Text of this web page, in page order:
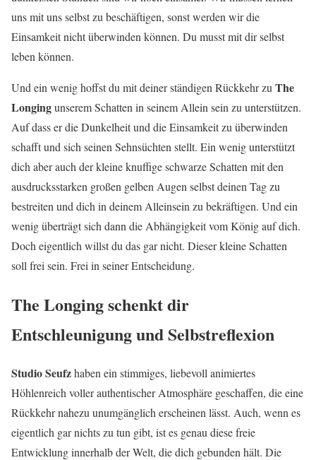
uns mit uns selbst zu beschäftigen, sonst werden wir die
Einsamkeit nicht überwinden können. Du musst mit dir selbst
leben können.
Und ein wenig hoffst du mit deiner ständigen Rückkehr zu The
Longingunserem Schatten in seinem Allein sein zu unterstützen.
Auf dass er die Dunkelheit und die Einsamkeit zu überwinden
schafft und sich seinen Sehnsüchten stellt. Ein wenig unterstützt
dich aber auch der kleine knuffige schwarze Schatten mit den
ausdrucksstarken großen gelben Augen selbst deinen Tag zu
bestreiten und dich in deinem Alleinsein zu bekräftigen. Und ein
wenig überträgt sich dann die Abhängigkeit vom König auf dich.
Doch eigentlich willst du das gar nicht. Dieser kleine Schatten
soll frei sein. Frei in seiner Entscheidung.
The Longing schenkt dir
Entschleunigung und Selbstreflexion
Studio Seufzhaben ein stimmiges, liebevoll animiertes
Höhlenreich voller authentischer Atmosphäre geschaffen, die eine
Rückkehr nahezu unumgänglich erscheinen lässt. Auch, wenn es
eigentlich gar nichts zu tun gibt, ist es genau diese freie
Entwicklung innerhalb der Welt, die dich gebunden hält. Die